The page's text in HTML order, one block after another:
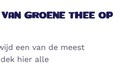
GROENE THEE OP
een van de meest
hier alle